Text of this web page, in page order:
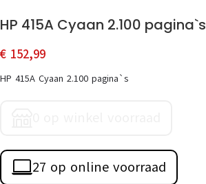
HP 415A Cyaan 2.100 pagina`s
€ 152,99
HP 415A Cyaan 2.100 pagina`s
27 op online voorraad